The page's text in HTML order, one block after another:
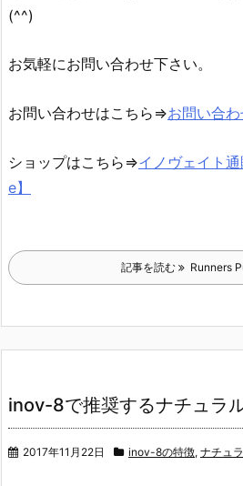
(^^)
お気軽にお問い合わせ下さい。
お問い合わせはこちら⇒お問い合
ショップはこちら⇒イノヴェイト
e】
記事を読む Runners
inov-8で推奨するナチュラ
2017年11月22日 inov-8の特徴, ナチュ